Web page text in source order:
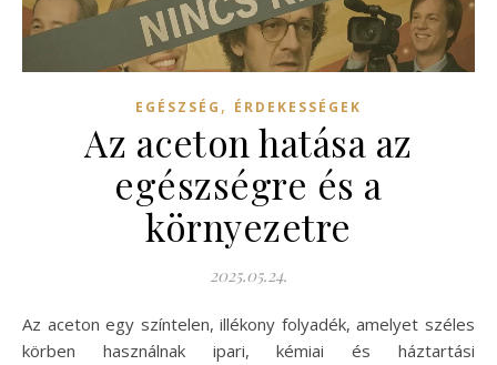
EGÉSZSÉG , ÉRDEKESSÉGEK
Az aceton hatása az
egészségre és a
környezetre
2025.05.24.
Az aceton egy színtelen, illékony folyadék, amelyet széles
körben használnak ipari, kémiai és háztartási